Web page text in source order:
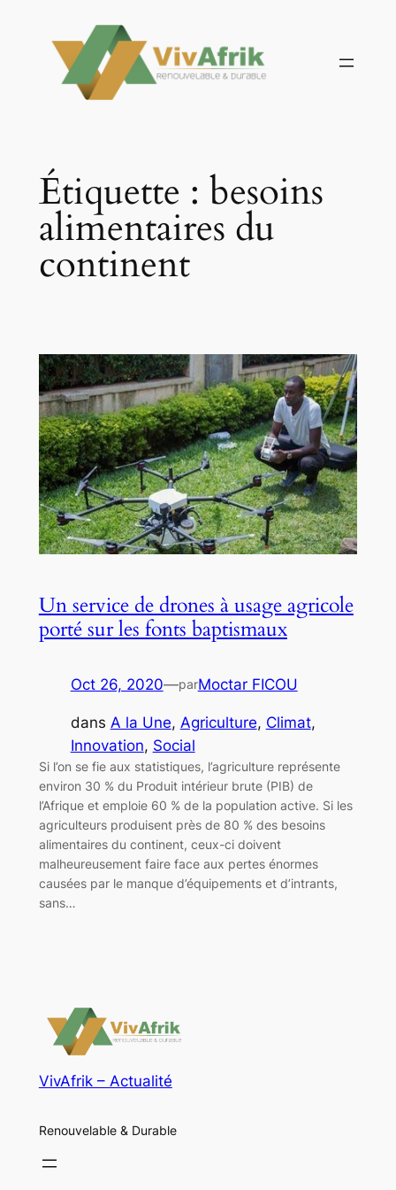
contenu
Étiquette : besoins
alimentaires du
continent
Un service de drones à usage agricole
porté sur les fonts baptismaux
Oct 26, 2020—parMoctar FICOU
dans A la Une, Agriculture, Climat
Innovation, Social
Si l’on se fie aux statistiques, l’agriculture représente
environ 30 % du Produit intérieur brute (PIB) de
l’Afrique et emploie 60 % de la population active. Si les
agriculteurs produisent près de 80 % des besoins
alimentaires du continent, ceux-ci doivent
malheureusement faire face aux pertes énormes
causées par le manque d’équipements et d’intrants,
sans…
VivAfrik – Actualité
Renouvelable & Durable